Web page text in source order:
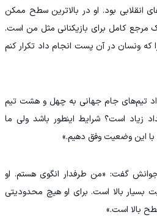
انقلابی بود. او در بالاترین سطح ممکن
مرجع کامل برای بازیکنانی مثل من است.
که ونسان در آن پست انجام داد تکرار کنم
تیم‌های جام جهانی به چهل و هشت تیم
زیاد است؟ شرایط اینطور باشد ولی ما
با این وضعیت وفق دهیم.»
گفت: «من طرفدار انگوی هستم. او
بالا است. برای او هیچ محدودیتی
بالا است.»